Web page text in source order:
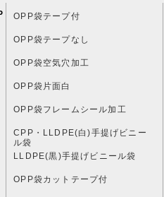
OPP袋テープ付
OPP袋テープなし
OPP袋空気穴加工
OPP袋片面白
OPP袋フレームシール加工
CPP・LLDPE(白)手提げビニー
ル袋
LLDPE(黒)手提げビニール袋
OPP袋カットテープ付